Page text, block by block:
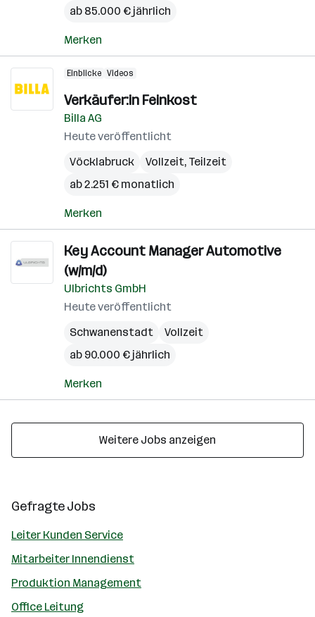
ab 85.000 € jährlich
Merken
Einblicke Videos
Verkäufer:in Feinkost
Billa AG
Heute veröffentlicht
Vöcklabruck
Vollzeit, Teilzeit
ab 2.251 € monatlich
Merken
Key Account Manager Automotive
(w/m/d)
Ulbrichts GmbH
Heute veröffentlicht
Schwanenstadt
Vollzeit
ab 90.000 € jährlich
Merken
Weitere Jobs anzeigen
Gefragte Jobs
Leiter Kunden Service
Mitarbeiter Innendienst
Produktion Management
Office Leitung